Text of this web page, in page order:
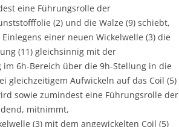
eine Führungsrolle der
(2) und die Walze (9) schiebt,
einer neuen Wickelwelle (3) die
(11) gleichsinnig mit der
6h-Bereich über die 9h-Stellung in die
gleichzeitigem Aufwickeln auf das Coil (5)
sowie zumindest eine Führungsrolle der
mitnimmt,
(3) mit dem angewickelten Coil (5)